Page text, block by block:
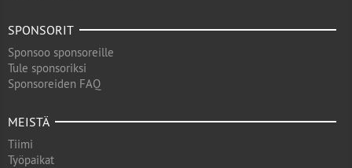
SPONSORIT
Sponsoo sponsoreille
Tule sponsoriksi
Sponsoreiden FAQ
MEISTÄ
Tiimi
Työpaikat